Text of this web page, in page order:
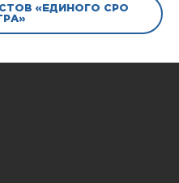
«ЕДИНОГО СРО